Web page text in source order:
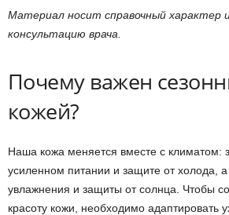
Материал носит справочный характер
консультацию врача.
Почему важен
кожей?
Наша кожа меняется вместе с климатом:
усиленном питании и защите от холода,
увлажнения и защиты от солнца. Чтобы
красоту кожи, необходимо адаптировать